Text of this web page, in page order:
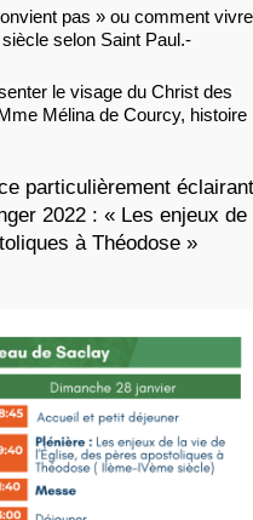
pas » ou comment vivre
selon Saint Paul.-
le visage du Christ des
Mélina de Courcy, histoire
particulièrement
2022 : « Les enjeux de
à Théodose »